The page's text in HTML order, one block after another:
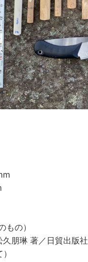
の）
朋琳 著／日貿出版社